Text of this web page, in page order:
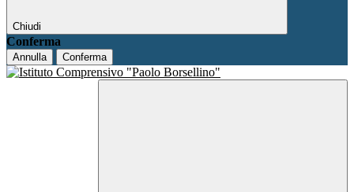
Chiudi
Conferma
Annulla Conferma